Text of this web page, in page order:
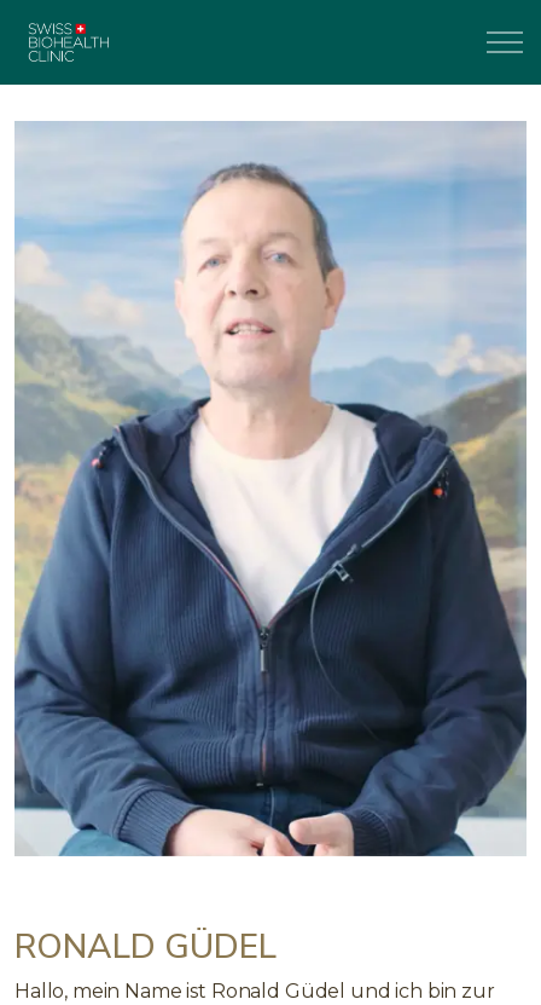
RONALD GÜDEL
Hallo, mein Name ist Ronald Güdel und ich bin zur